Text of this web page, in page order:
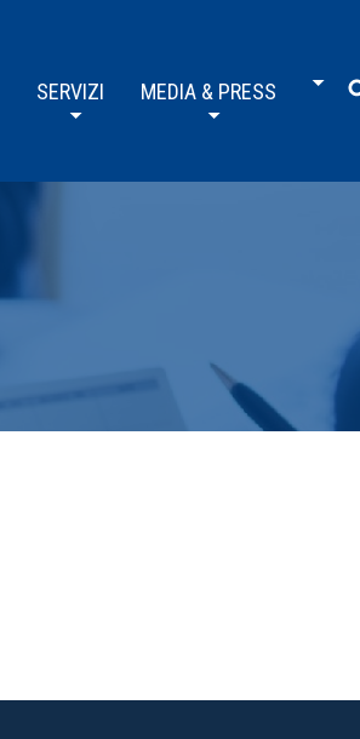
SERVIZI MEDIA & PRESS